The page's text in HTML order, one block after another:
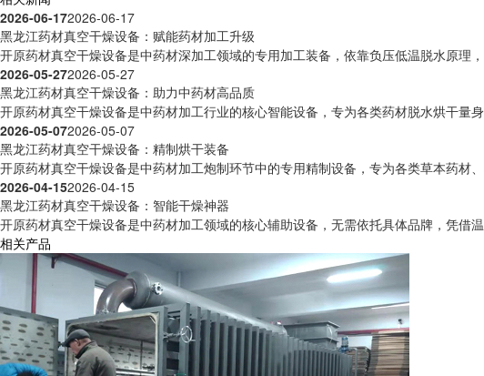
2026-06-172026-06-17
黑龙江药材真空干燥设备：赋能药材加工升级
开原药材真空干燥设备是中药材深加工领域的专用加工装备，依靠负压低温脱水原理
2026-05-272026-05-27
黑龙江药材真空干燥设备：助力中药材高品质
开原药材真空干燥设备是中药材加工行业的核心智能设备，专为各类药材脱水烘干量
2026-05-072026-05-07
黑龙江药材真空干燥设备：精制烘干装备
开原药材真空干燥设备是中药材加工炮制环节中的专用精制设备，专为各类草本药材
2026-04-152026-04-15
黑龙江药材真空干燥设备：智能干燥神器
开原药材真空干燥设备是中药材加工领域的核心辅助设备，无需依托具体品牌，凭借
相关产品